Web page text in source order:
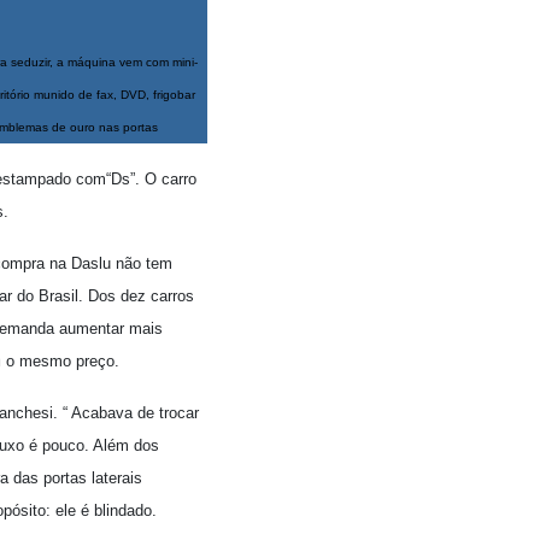
seduzir, a máquina vem com mini-
munido de fax, DVD, frigobar
de ouro nas portas
com“Ds”. O carro
na Daslu não tem
do Brasil. Dos dez carros
aumentar mais
mesmo preço.
“ Acabava de trocar
é pouco. Além dos
das portas laterais
ele é blindado.